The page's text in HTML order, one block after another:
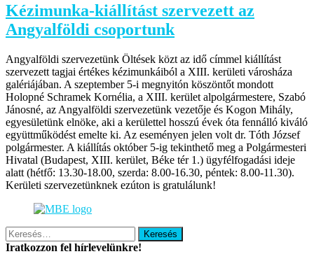
Kézimunka-kiállítást szervezett az
Angyalföldi csoportunk
Angyalföldi szervezetünk Öltések közt az idő címmel kiállítást
szervezett tagjai értékes kézimunkáiból a XIII. kerületi városháza
galériájában. A szeptember 5-i megnyitón köszöntőt mondott
Holopné Schramek Kornélia, a XIII. kerület alpolgármestere, Szabó
Jánosné, az Angyalföldi szervezetünk vezetője és Kogon Mihály,
egyesületünk elnöke, aki a kerülettel hosszú évek óta fennálló kiváló
együttműködést emelte ki. Az eseményen jelen volt dr. Tóth József
polgármester. A kiállítás október 5-ig tekinthető meg a Polgármesteri
Hivatal (Budapest, XIII. kerület, Béke tér 1.) ügyfélfogadási ideje
alatt (hétfő: 13.30-18.00, szerda: 8.00-16.30, péntek: 8.00-11.30).
Kerületi szervezetünknek ezúton is gratulálunk!
Keresés:
Iratkozzon fel hírlevelünkre!